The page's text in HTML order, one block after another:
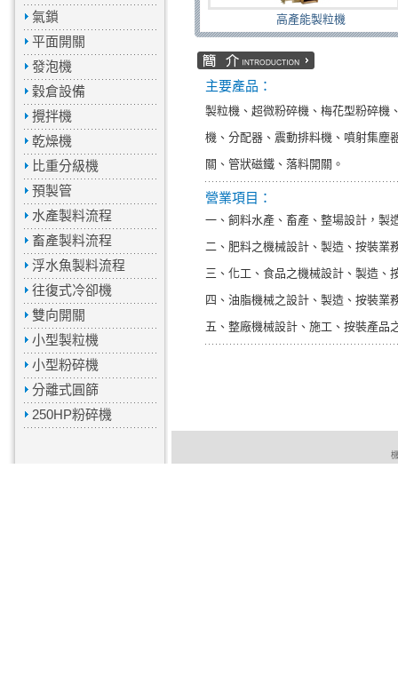
氣鎖
平面開關
發泡機
穀倉設備
攪拌機
乾燥機
比重分級機
預製管
水產製料流程
畜產製料流程
浮水魚製料流程
往復式冷卻機
雙向開關
小型製粒機
小型粉碎機
分離式圓篩
250HP粉碎機
高產能製粒機
主要產品：
製粒機、超微粉碎機、梅花型粉碎機
機、分配器、震動排料機、噴射集塵
關、管狀磁鐵、落料開關。
營業項目：
一、飼料水產、畜產、整場設計，製
二、肥料之機械設計、製造、按裝業
三、化工、食品之機械設計、製造、
四、油脂機械之設計、製造、按裝業
五、整廠機械設計、施工、按裝產品